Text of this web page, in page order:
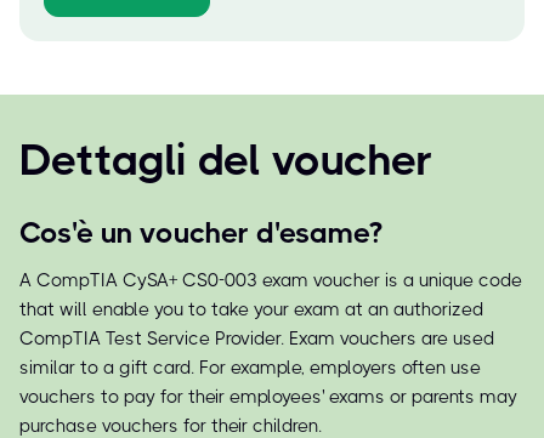
Dettagli del voucher
Cos'è un voucher d'esame?
A CompTIA CySA+ CS0-003 exam voucher is a unique code
that will enable you to take your exam at an authorized
CompTIA Test Service Provider. Exam vouchers are used
similar to a gift card. For example, employers often use
vouchers to pay for their employees' exams or parents may
purchase vouchers for their children.